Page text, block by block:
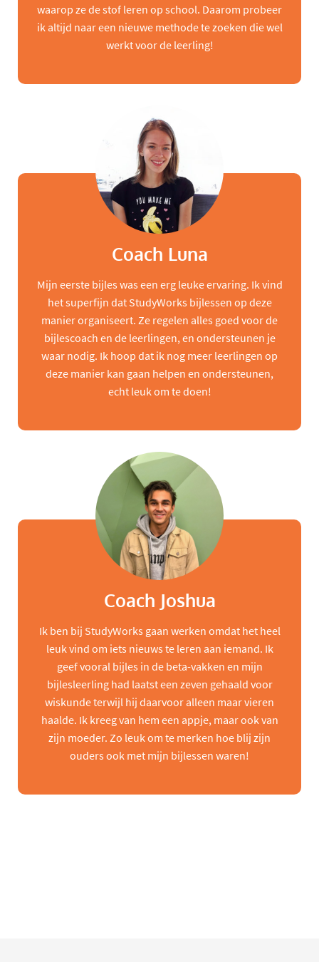
waarop ze de stof leren op school. Daarom probeer
ik altijd naar een nieuwe methode te zoeken die wel
werkt voor de leerling!
Coach Luna
Mijn eerste bijles was een erg leuke ervaring. Ik vind
het superfijn dat StudyWorks bijlessen op deze
manier organiseert. Ze regelen alles goed voor de
bijlescoach en de leerlingen, en ondersteunen je
waar nodig. Ik hoop dat ik nog meer leerlingen op
deze manier kan gaan helpen en ondersteunen,
echt leuk om te doen!
Coach Joshua
Ik ben bij StudyWorks gaan werken omdat het heel
leuk vind om iets nieuws te leren aan iemand. Ik
geef vooral bijles in de beta-vakken en mijn
bijlesleerling had laatst een zeven gehaald voor
wiskunde terwijl hij daarvoor alleen maar vieren
haalde. Ik kreeg van hem een appje, maar ook van
zijn moeder. Zo leuk om te merken hoe blij zijn
ouders ook met mijn bijlessen waren!